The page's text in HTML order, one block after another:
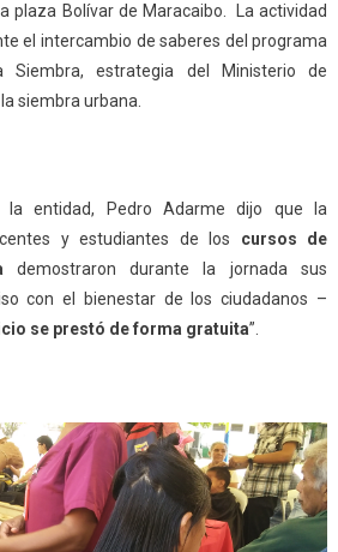
plaza Bolívar de Maracaibo. La actividad
el intercambio de saberes del programa
estrategia del Ministerio de
siembra urbana.
la entidad, Pedro Adarme dijo que la
y estudiantes de los cursos de
demostraron durante la jornada sus
con el bienestar de los ciudadanos –
se prestó de forma gratuita”.